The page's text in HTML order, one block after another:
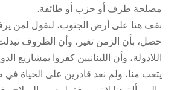
مصلحة طرف أو حزب أو طائفة.
نقف هنا على أرض الجنوب، لنقول لمن
حصل، بأن الزمن تغير، وأن الظروف
اللادولة، وأن اللبنانيين كفروا بمشاريع
يتعب منا، ولم نعد قادرين على الحياة في